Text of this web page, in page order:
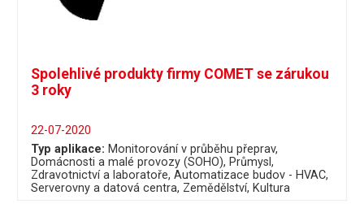
Spolehlivé produkty firmy COMET se zárukou
3 roky
22-07-2020
Typ aplikace: Monitorování v průběhu přeprav
Domácnosti a malé provozy (SOHO) Průmysl
Zdravotnictví a laboratoře Automatizace budov - HVAC
Serverovny a datová centra Zemědělství Kultura